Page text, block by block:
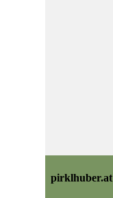
pirklhuber.at